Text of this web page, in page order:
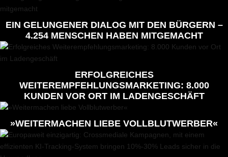
EIN GELUNGENER DIALOG MIT DEN BÜRGERN –
4.254 MENSCHEN HABEN MITGEMACHT
ERFOLGREICHES
WEITEREMPFEHLUNGSMARKETING: 8.000
KUNDEN VOR ORT IM LADENGESCHÄFT
»WEITERMACHEN LIEBE VOLLBLUTWERBER«